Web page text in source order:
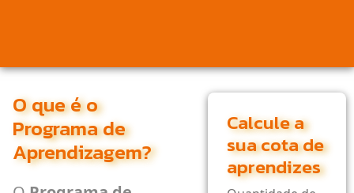
O que é o
Programa de
Aprendizagem?
Calcule a
sua cota de
aprendizes